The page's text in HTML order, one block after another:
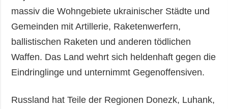
massiv die Wohngebiete ukrainischer Städte und
Gemeinden mit Artillerie, Raketenwerfern,
ballistischen Raketen und anderen tödlichen
Waffen. Das Land wehrt sich heldenhaft gegen die
Eindringlinge und unternimmt Gegenoffensiven.
Russland hat Teile der Regionen Donezk, Luhank,